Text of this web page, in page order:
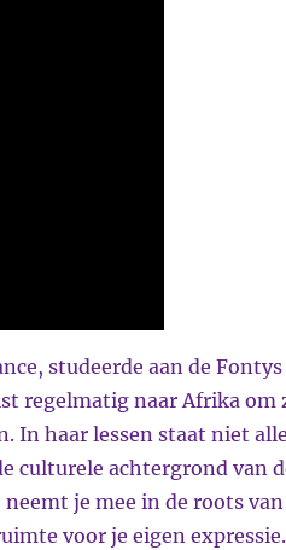
studeerde aan de Fontys
regelmatig naar Afrika om
In haar lessen staat niet
culturele achtergrond van
je mee in de roots van
voor je eigen expressie.